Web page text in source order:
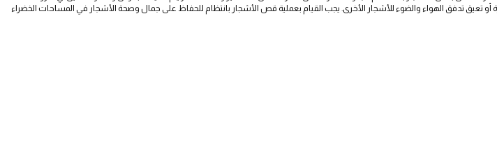
تعيق تدفق الهواء والضوء للأشجار الأخرى. يجب القيام بعملية قص الأشجار بانتظام للحفاظ على جمال وصحة الأشجار في المساحات الخضراء